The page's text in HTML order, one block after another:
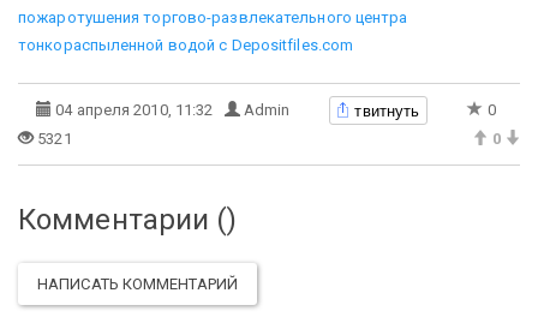
пожаротушения торгово-развлекательного центра
тонкораспыленной водой с Depositfiles.com
04 апреля 2010, 11:32 Admin твитнуть
0
5321
0
Комментарии ()
НАПИСАТЬ КОММЕНТАРИЙ